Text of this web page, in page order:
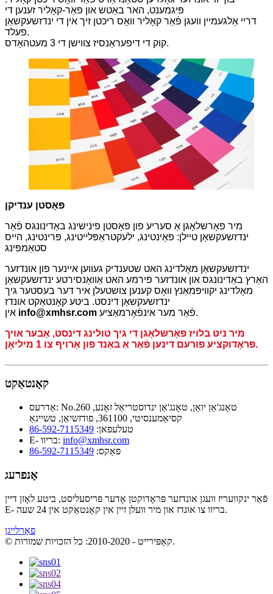
פּיגמענט, האר באַטש און פאַר-קאָליר זענען די
דריי אַלגעמיין וועגן פֿאַר קאָליר וואָס ריכטן זיך אין די ינדזשעקשאַן
פעלד.
קוק די דיפעראַנסיז צווישן די 3 מעטהאָדס.
פּאָסטן ענדיקן
מיר פאָרשלאָגן אַ סעריע פון ​​פּאָסטן פינישינג באַדינונגס פֿאַר
ינדזשעקשאַן טיילן: פּאַינטינג, ילעקטראַפּלייטינג, פּרינטינג, הייס
סטאַמפּינג
ינדזשעקשאַן מאָלדינג האט שטענדיק געווען איינער פון אונדזער
האַרץ באַדינונגס און אונדזער פירמע האט אַוואַנסירטע ינדזשעקשאַן
מאָלדינג יקוויפּמאַנץ וואָס קענען צושטעלן איר דער בעסטער גיך
ינדזשעקשאַן דינסט. ביטע קאָנטאַקט אונדז
אין info@xmhsr.com
פֿאַר מער אינפֿאָרמאַציע.
מיר ניט בלויז פאָרשלאָגן די גיך טולינג דינסט, אָבער אויך
פּראָדוקציע פורעם דינען פֿאַר אַ באַנד פון אַרויף צו 1 מיליאָן.
קאָנטאַקט
אַדרעס: No.260 טאָנג'אַן יואַן, טאָנג'אַן ינדוסטריאַל זאָנע,
קסיאַמענסיטי, 361100, פודזשיאַן, טשיינאַ
טעלעפאן: 86-592-7115349
E- בריוו: info@xmhsr.com
פאַקס: 86-592-7115349
אָנפרעג
פֿאַר ינקוועריז וועגן אונדזער פּראָדוקטן אָדער פּריסעליסט, ביטע לאָזן דיין
E- בריוו צו אונדז און מיר וועלן זיין אין קאָנטאַקט אין 24 שעה.
פאָרלייגן
© קאַפּירייט - 2010-2020: כל הזכויות שמורות.